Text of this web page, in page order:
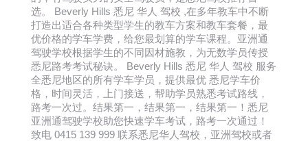
选。 Beverly Hills 悉尼 华人 驾校 ,在多年教车中不断
打造出适合各种类型学生的教车方案和教车套餐，最
优价格的学车学费，给您最划算的学车课程。亚洲通
驾驶学校根据学生的不同因材施教，为无数学员传授
悉尼路考考试秘诀。 Beverly Hills 悉尼 华人 驾校 服务
全悉尼地区的所有学车学员，提供最优 悉尼学车价
格，时间灵活，上门接送，帮助学员熟悉考试路线，
路考一次过。结果第一，结果第一，结果第一！悉尼
亚洲通驾驶学校助您快速学车考试，路考一次通过！
致电 0415 139 999 联系悉尼华人驾校，亚洲驾校或者